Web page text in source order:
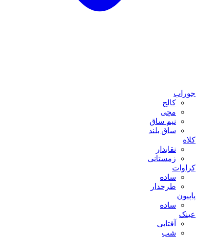
جوراب
کالج
مچی
نیم ساق
ساق بلند
کلاه
نقابدار
زمستانی
کراوات
ساده
طرحدار
پاپیون
ساده
عینک
آفتابی
شب